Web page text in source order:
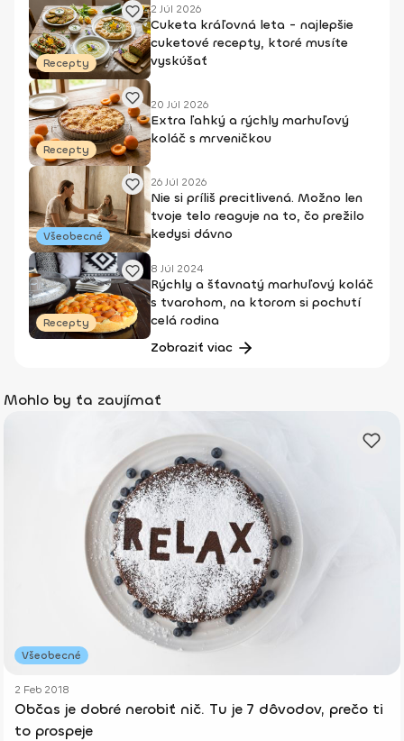
Recepty
2 Júl 2026
Cuketa kráľovná leta - najlepšie
cuketové recepty, ktoré musíte
vyskúšať
Recepty
20 Júl 2026
Extra ľahký a rýchly marhuľový
koláč s mrveničkou
Všeobecné
26 Júl 2026
Nie si príliš precitlivená. Možno len
tvoje telo reaguje na to, čo prežilo
kedysi dávno
Recepty
8 Júl 2024
Rýchly a šťavnatý marhuľový koláč
s tvarohom, na ktorom si pochutí
celá rodina
Zobraziť viac
Mohlo by ťa zaujímať
Všeobecné
2 Feb 2018
Občas je dobré nerobiť nič. Tu je 7 dôvodov, prečo ti
to prospeje